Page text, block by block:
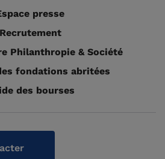
presse
Recrutement
Philanthropie & Société
fondations abritées
des bourses